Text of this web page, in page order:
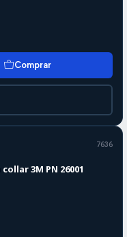
Comprar
7636
3M PN 26001